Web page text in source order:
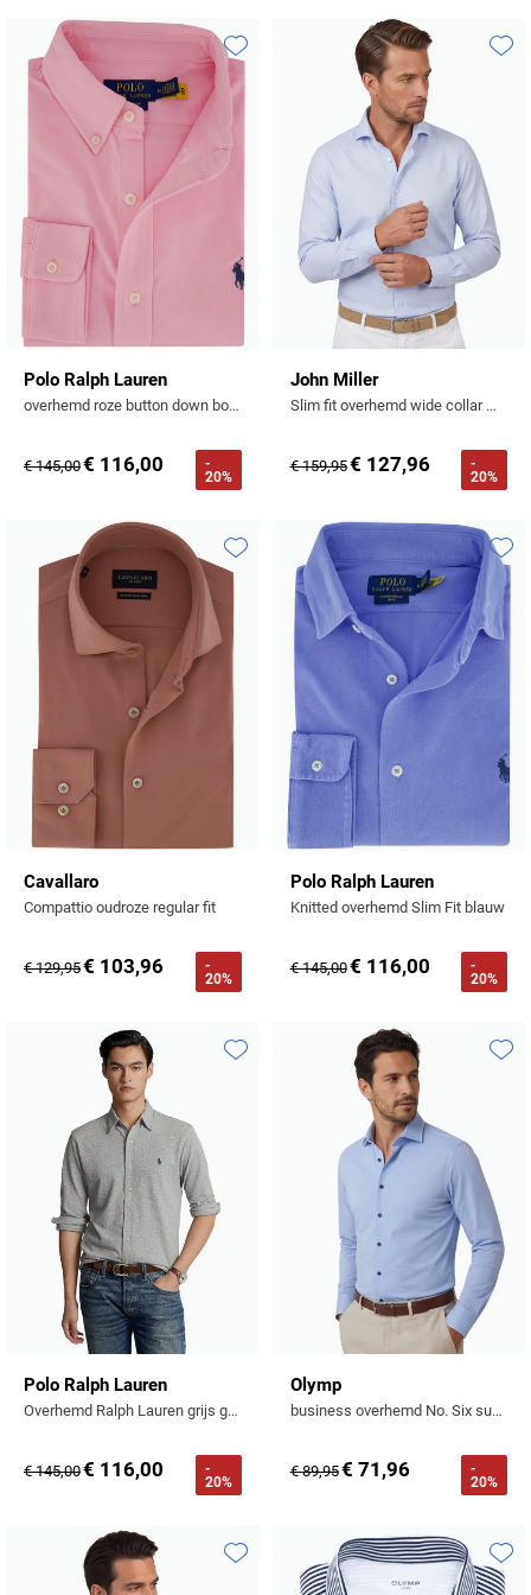
Profuomo
R2
Seidensticker
State of Art
Tommy Hilfiger
Vanguard
Replay
Reset
Roy Robson
Seidensticker
Slater
State of Art
Superdry
Tenson
Tommy Hilfiger
Tramarossa
UBR
William Lockie
Alle Merken
Polo Ralph Lauren
overhemd roze button down boord knitted
€ 145,00€ 116,00
-
20%
Toevoegen aan favorieten
John Miller
Slim fit overhemd wide collar mouwlengte 7 lichtblauw
€ 159,95€ 127,96
-
20%
Cavallaro
Compattio oudroze regular fit
€ 129,95€ 103,96
-
20%
Toevoegen aan favorieten
Polo Ralph Lauren
Knitted overhemd Slim Fit blauw
€ 145,00€ 116,00
-
20%
Polo Ralph Lauren
Overhemd Ralph Lauren grijs gemeleerd
€ 145,00€ 116,00
-
20%
Toevoegen aan favorieten
Olymp
business overhemd No. Six super slim lichtblauw
€ 89,95€ 71,96
-
20%
Toevoegen aan favorieten